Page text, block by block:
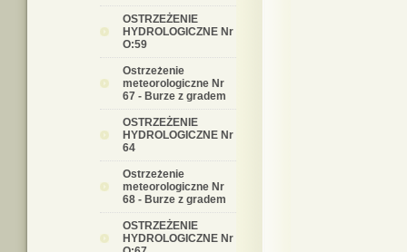
OSTRZEŻENIE
HYDROLOGICZNE Nr
O:59
Ostrzeżenie
meteorologiczne Nr
67 - Burze z gradem
OSTRZEŻENIE
HYDROLOGICZNE Nr
64
Ostrzeżenie
meteorologiczne Nr
68 - Burze z gradem
OSTRZEŻENIE
HYDROLOGICZNE Nr